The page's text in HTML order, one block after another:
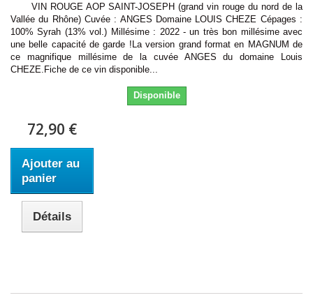
VIN ROUGE AOP SAINT-JOSEPH (grand vin rouge du nord de la
Vallée du Rhône) Cuvée : ANGES Domaine LOUIS CHEZE Cépages :
100% Syrah (13% vol.) Millésime : 2022 - un très bon millésime avec
une belle capacité de garde !La version grand format en MAGNUM de
ce magnifique millésime de la cuvée ANGES du domaine Louis
CHEZE.Fiche de ce vin disponible...
Disponible
72,90 €
Ajouter au
panier
Détails